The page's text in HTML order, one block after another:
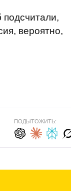
подсчитали,
вероятно,
ПОДЫТОЖИТЬ: